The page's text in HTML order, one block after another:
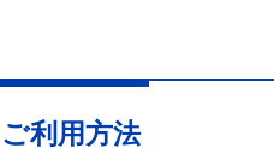
ご利用方法